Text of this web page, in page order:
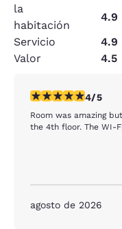
la
habitación
4.9
Servicio
4.9
Valor
4.5
calificación de 44/5
Room was amazing
the 4th floor. The WI-
agosto de 2026